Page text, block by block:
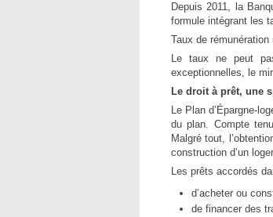
Depuis 2011, la
formule intégrant les
Taux de
Le taux ne peut
exceptionnelles, le
Le droit à prêt, une
Le Plan d’Épargne-
du plan. Compte
Malgré tout,
construction d’un
Les prêts accordés
d’acheter ou
de financer des